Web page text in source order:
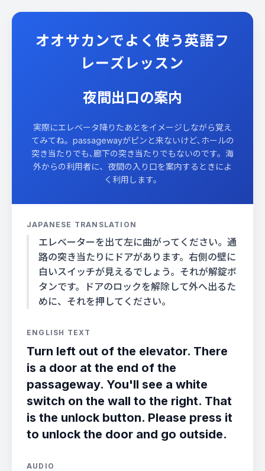
オオサカンでよく使う英語フ
レーズレッスン
夜間出口の案内
実際にエレベータ降りたあとをイメージしながら覚え
てみてね。passagewayがピンと来ないけど､ホールの
突き当たりでも､廊下の突き当たりでもないのです。海
外からの利用者に、夜間の入り口を案内するときによ
く利用します。
JAPANESE TRANSLATION
エレベーターを出て左に曲がってください。通
路の突き当たりにドアがあります。右側の壁に
白いスイッチが見えるでしょう。それが解錠ボ
タンです。ドアのロックを解除して外へ出るた
めに、それを押してください。
ENGLISH TEXT
Turn left out of the elevator. There
is a door at the end of the
passageway. You'll see a white
switch on the wall to the right. That
is the unlock button. Please press it
to unlock the door and go outside.
AUDIO